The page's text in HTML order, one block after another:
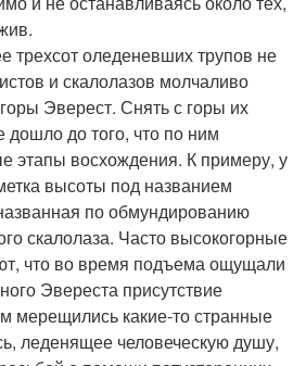
трехсот оледеневших трупов не
и скалолазов молчаливо
Эверест. Снять с горы их
до того, что по ним
этапы восхождения. К примеру, у
высоты под названием
по обмундированию
скалолаза. Часто высокогорные
что во время подъема ощущали
Эвереста присутствие
мерещились какие-то странные
леденящее человеческую душу,